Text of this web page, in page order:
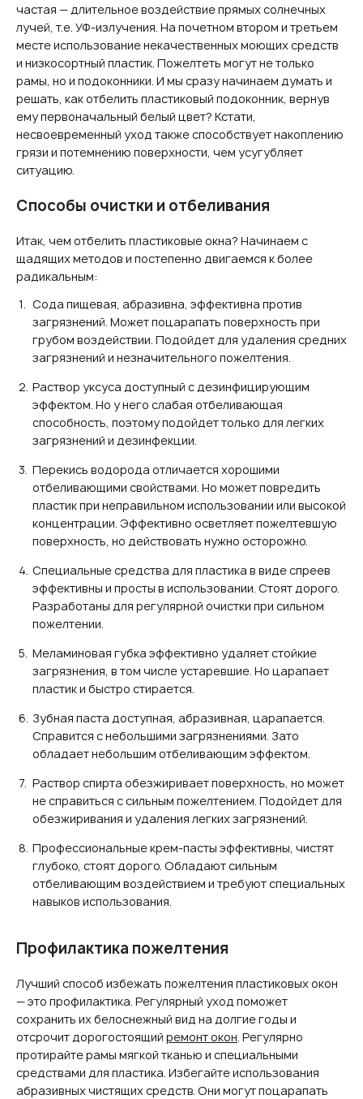
частая — длительное воздействие прямых солнечных
лучей, т.е. УФ-излучения. На почетном втором и третьем
месте использование некачественных моющих средств
и низкосортный пластик. Пожелтеть могут не только
рамы, но и подоконники. И мы сразу начинаем думать и
решать, как отбелить пластиковый подоконник, вернув
ему первоначальный белый цвет? Кстати,
несвоевременный уход также способствует накоплению
грязи и потемнению поверхности, чем усугубляет
ситуацию.
Способы очистки и отбеливания
Итак, чем отбелить пластиковые окна? Начинаем с
щадящих методов и постепенно двигаемся к более
радикальным:
Сода пищевая, абразивна, эффективна против
загрязнений. Может поцарапать поверхность при
грубом воздействии. Подойдет для удаления средних
загрязнений и незначительного пожелтения.
Раствор уксуса доступный с дезинфицирующим
эффектом. Но у него слабая отбеливающая
способность, поэтому подойдет только для легких
загрязнений и дезинфекции.
Перекись водорода отличается хорошими
отбеливающими свойствами. Но может повредить
пластик при неправильном использовании или высокой
концентрации. Эффективно осветляет пожелтевшую
поверхность, но действовать нужно осторожно.
Специальные средства для пластика в виде спреев
эффективны и просты в использовании. Стоят дорого.
Разработаны для регулярной очистки при сильном
пожелтении.
Меламиновая губка эффективно удаляет стойкие
загрязнения, в том числе устаревшие. Но царапает
пластик и быстро стирается.
Зубная паста доступная, абразивная, царапается.
Справится с небольшими загрязнениями. Зато
обладает небольшим отбеливающим эффектом.
Раствор спирта обезжиривает поверхность, но может
не справиться с сильным пожелтением. Подойдет для
обезжиривания и удаления легких загрязнений.
Профессиональные крем-пасты эффективны, чистят
глубоко, стоят дорого. Обладают сильным
отбеливающим воздействием и требуют специальных
навыков использования.
Профилактика пожелтения
Лучший способ избежать пожелтения пластиковых окон
— это профилактика. Регулярный уход поможет
сохранить их белоснежный вид на долгие годы и
отсрочит дорогостоящий ремонт окон . Регулярно
протирайте рамы мягкой тканью и специальными
средствами для пластика. Избегайте использования
абразивных чистящих средств. Они могут поцарапать